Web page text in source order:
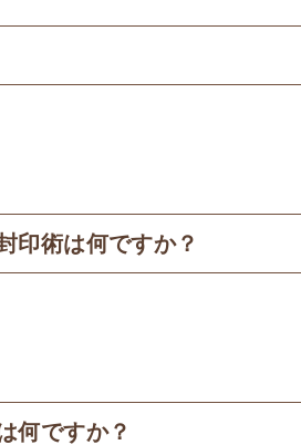
印術は何ですか？
何ですか？